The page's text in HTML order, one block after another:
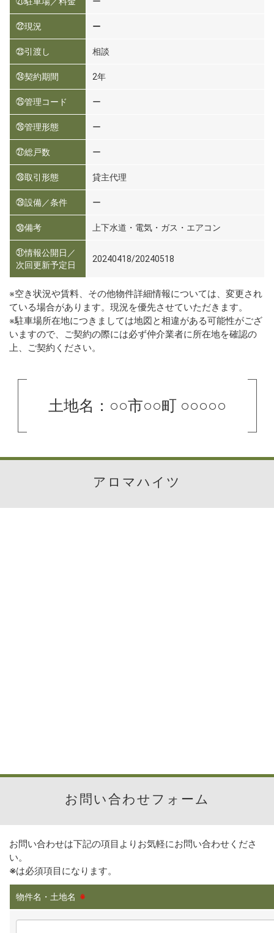
㉒現況 ー
㉓引渡し 相談
㉔契約期間 2年
㉕管理コード ー
㉖管理形態 ー
㉗総戸数 ー
㉘取引形態 貸主代理
㉙設備／条件 ー
㉚備考 上下水道・電気・ガス・エアコン
㉛情報公開日／
次回更新予定日
20240418/20240518
※空き状況や賃料、その他物件詳細情報については、変更され
ている場合があります。現況を優先させていただきます。
※駐車場所在地につきましては地図と相違がある可能性がござ
いますので、ご契約の際には必ず仲介業者に所在地を確認の
上、ご契約ください。
土地名：○○市○○町 ○○○○○
アロマハイツ
お問い合わせフォーム
お問い合わせは下記の項目よりお気軽にお問い合わせくださ
い。
※は必須項目になります。
物件名・土地名 ※